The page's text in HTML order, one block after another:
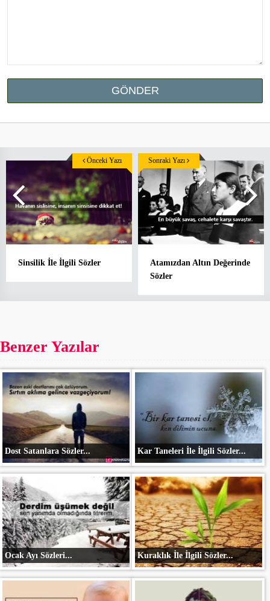
Sinsilik İle İlgili Sözler
Önceki Yazı
Atamızdan Altın Değerinde
Sözler
Sonraki Yazı
Benzer Yazılar
Dost Satanlara Sözler... Kar Taneleri İle İlgili Sözler...
Ocak Ayı Sözleri... Kuraklık İle İlgili Sözler...